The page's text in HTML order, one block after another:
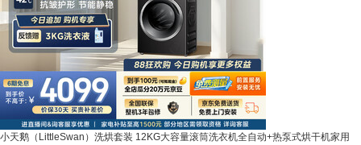
小天鹅（LittleSwan）洗烘套装 12KG大容量滚筒洗衣机全自动+热泵式烘干机家用